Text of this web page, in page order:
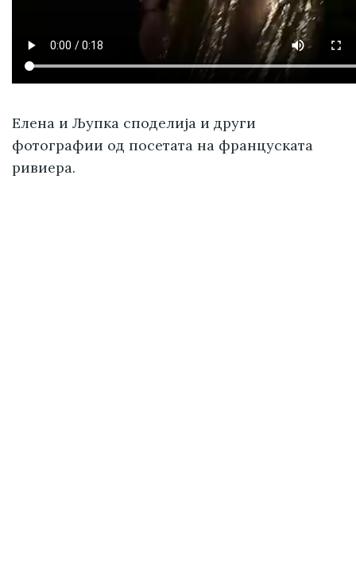
Елена и Љупка споделија и други
фотографии од посетата на француската
ривиера.